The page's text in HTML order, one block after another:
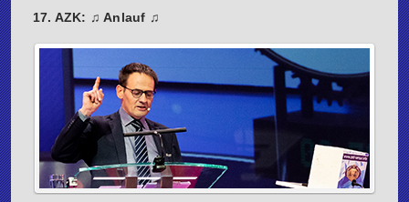
17. AZK: ♫ Anlauf ♫